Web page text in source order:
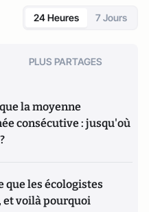
24 Heures 7 Jours
PLUS PARTAGES
la moyenne
consécutive : jusqu'où
que les écologistes
et voilà pourquoi